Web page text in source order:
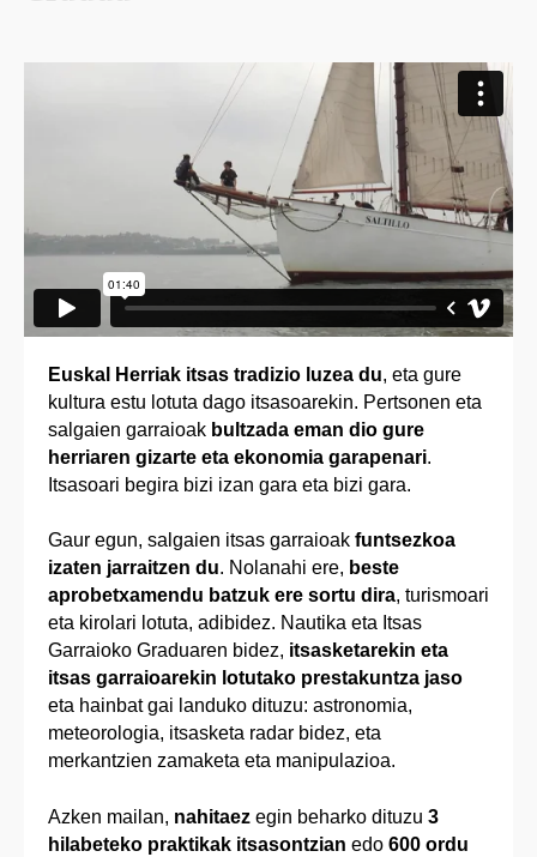
Euskal Herriak itsas tradizio luzea du, eta gure
kultura estu lotuta dago itsasoarekin. Pertsonen eta
salgaien garraioak bultzada eman dio gure
herriaren gizarte eta ekonomia garapenari.
Itsasoari begira bizi izan gara eta bizi gara.
Gaur egun, salgaien itsas garraioak funtsezkoa
izaten jarraitzen du. Nolanahi ere, beste
aprobetxamendu batzuk ere sortu dira, turismoari
eta kirolari lotuta, adibidez. Nautika eta Itsas
Garraioko Graduaren bidez, itsasketarekin eta
itsas garraioarekin lotutako prestakuntza jaso
eta hainbat gai landuko dituzu: astronomia,
meteorologia, itsasketa radar bidez, eta
merkantzien zamaketa eta manipulazioa.
Azken mailan, nahitaez egin beharko dituzu 3
hilabeteko praktikak itsasontzian edo 600 ordu